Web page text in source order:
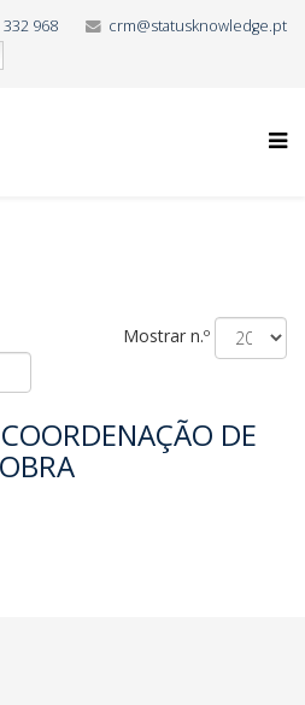
332 968 crm@statusknowledge.pt
Mostrar n.º
DE